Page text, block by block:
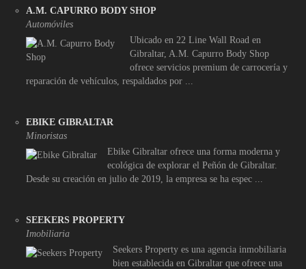
A.M. CAPURRO BODY SHOP
Automóviles
Ubicado en 22 Line Wall Road en
Gibraltar, A.M. Capurro Body Shop
ofrece servicios premium de carrocería y
reparación de vehículos, respaldados por ...
EBIKE GIBRALTAR
Minoristas
Ebike Gibraltar ofrece una forma moderna y
ecológica de explorar el Peñón de Gibraltar.
Desde su creación en julio de 2019, la empresa se ha espec ...
SEEKERS PROPERTY
Imobiliaria
Seekers Property es una agencia inmobiliaria
bien establecida en Gibraltar que ofrece una